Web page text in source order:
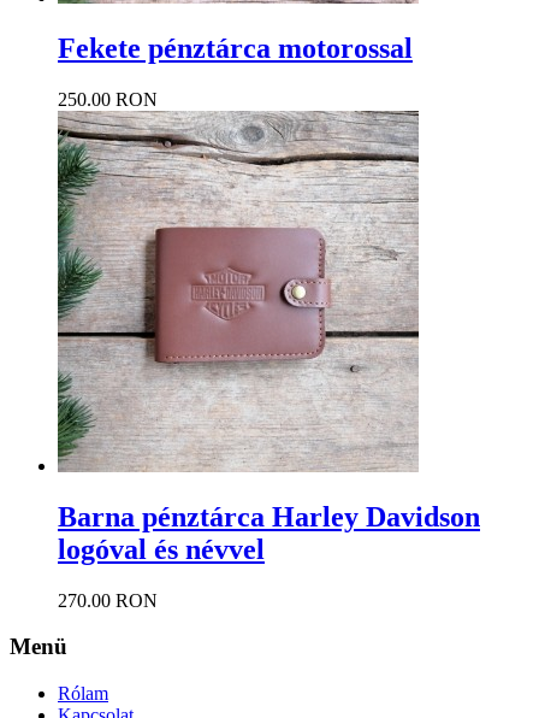
Fekete pénztárca motorossal
250.00 RON
Barna pénztárca Harley Davidson
logóval és névvel
270.00 RON
Menü
Rólam